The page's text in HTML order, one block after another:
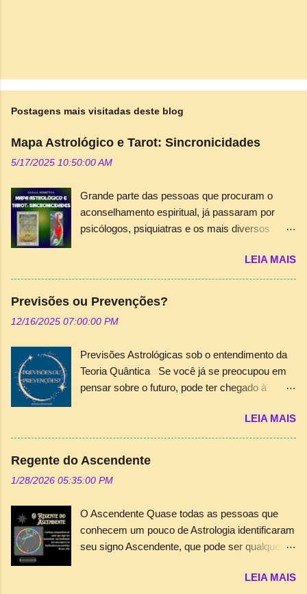
Postagens mais visitadas deste blog
Mapa Astrológico e Tarot: Sincronicidades
5/17/2025 10:50:00 AM
Grande parte das pessoas que procuram o
aconselhamento espiritual, já passaram por
psicólogos, psiquiatras e os mais diversos
a orientação ou a “chave” para abrir os
segredos que residem em suas almas.
Portanto, o consultor das áreas esotéricas, seja
astrólogo, tarólogo ou numerólogo, deve
dedicar-se com o devido conhecimento, além
espiritual em seu atendimento. A cartomancia
nem sempre é suficiente para gerar esta
“chave” e provocar a dissolução dos problemas
do Tarot e do mapa astrológico, principalmente,
desvenda caminhos muitas vezes
surpreendentes e catárticos. É comum, pelo
menos nos meus atendimentos, ocorrer uma
conjunta entre trânsitos planetários e os
arcanos menores do Tarot de Crowley como
este exemplo da figura acima. O mago e profeta
LEIA MAIS
Previsões ou Prevenções?
12/16/2025 07:00:00 PM
Previsões Astrológicas sob o entendimento da
Teoria Quântica Se você já se preocupou em
pensar sobre o futuro, pode ter chegado à
missão. Mas, pensou sobre o destino como
predeterminado? Acredita que escolhe este
destino a cada momento de vida ou existem
difíceis de serem respondidas de maneira
traçado previamente diminui a possibilidade de
se fazer escolhas. Quando W. Heisenberg
descobriu os princípios da incerteza no
lançou uma teoria incômoda para o mundo: a
LEIA MAIS
Regente do Ascendente
1/28/2026 05:35:00 PM
O Ascendente Quase todas as pessoas que
conhecem um pouco de Astrologia identificaram
seu signo Ascendente, que pode ser qualquer
do horário de nascimento. O signo Ascendente,
LEIA MAIS